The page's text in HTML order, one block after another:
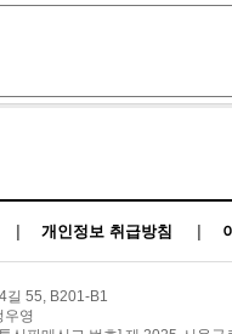
개인정보 취급방침
길 55, B201-B1
우영